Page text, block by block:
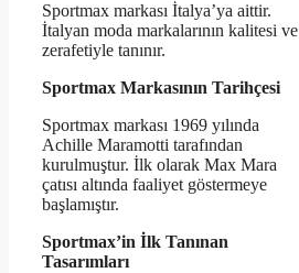
Sportmax markası İtalya’ya aittir.
İtalyan moda markalarının kalitesi ve
zerafetiyle tanınır.
Sportmax Markasının Tarihçesi
Sportmax markası 1969 yılında
Achille Maramotti tarafından
kurulmuştur. İlk olarak Max Mara
çatısı altında faaliyet göstermeye
başlamıştır.
Sportmax’in İlk Tanınan
Tasarımları